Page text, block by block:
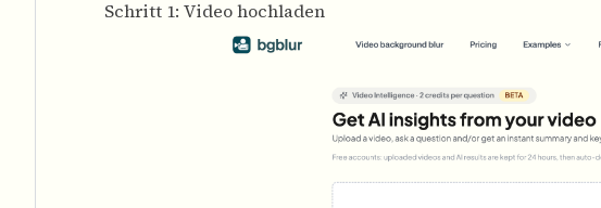
Schritt 1: Video hochladen